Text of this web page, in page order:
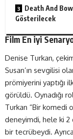
Death And
Gösterilecek
Film En iyi
Denise Turkan,
Susan’ın sevgilisi
prömiyerini yaptığı
görüldü. Oynadığı
Turkan “Bir komedi
deneyimdi, hele ki 2
bir tecrübeydi.